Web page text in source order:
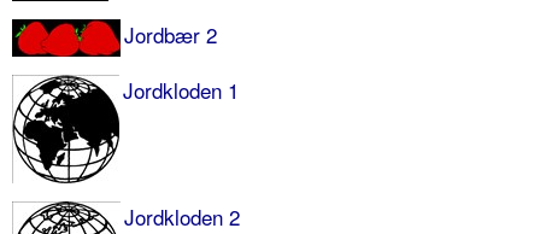
Jordbær 2
Jordkloden 1
Jordkloden 2